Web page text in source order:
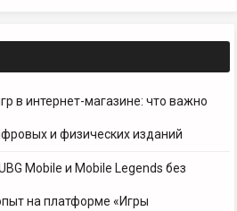
в интернет-магазине: что важно
и физических изданий
Mobile и Mobile Legends без
на платформе «Игры